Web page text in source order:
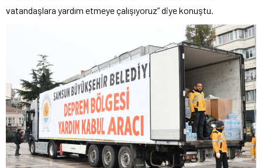
vatandaşlara yardım etmeye çalışıyoruz” diye konuştu.